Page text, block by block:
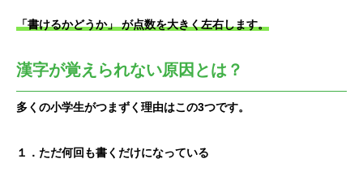
「書けるかどうか」 が点数を大きく左右します。
漢字が覚えられない原因とは？
多くの小学生がつまずく理由はこの3つです。
１．ただ何回も書くだけになっている